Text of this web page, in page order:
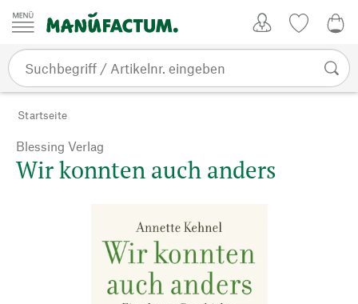
Zum Inhalt springen
Startseite
Blessing Verlag
Wir konnten auch anders